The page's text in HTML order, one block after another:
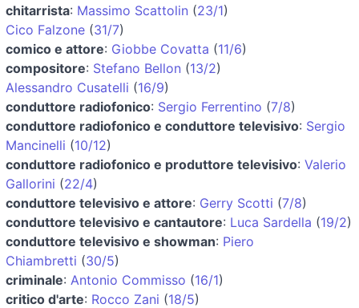
chitarrista: Massimo Scattolin (23/1)
Cico Falzone (31/7)
comico e attore: Giobbe Covatta (11/6)
compositore: Stefano Bellon (13/2)
Alessandro Cusatelli (16/9)
conduttore radiofonico: Sergio Ferrentino (7/8)
conduttore radiofonico e conduttore televisivo: Sergio
Mancinelli (10/12)
conduttore radiofonico e produttore televisivo: Valerio
Gallorini (22/4)
conduttore televisivo e attore: Gerry Scotti (7/8)
conduttore televisivo e cantautore: Luca Sardella (19/2)
conduttore televisivo e showman: Piero
Chiambretti (30/5)
criminale: Antonio Commisso (16/1)
critico d'arte: Rocco Zani (18/5)